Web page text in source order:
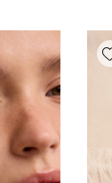
Add wishlist